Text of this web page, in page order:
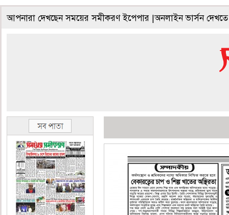
আপনারা দেখছেন সময়ের সমীকরণ ইপেপার |অনলাইন ভার্সন